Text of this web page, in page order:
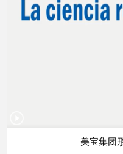
美宝集团